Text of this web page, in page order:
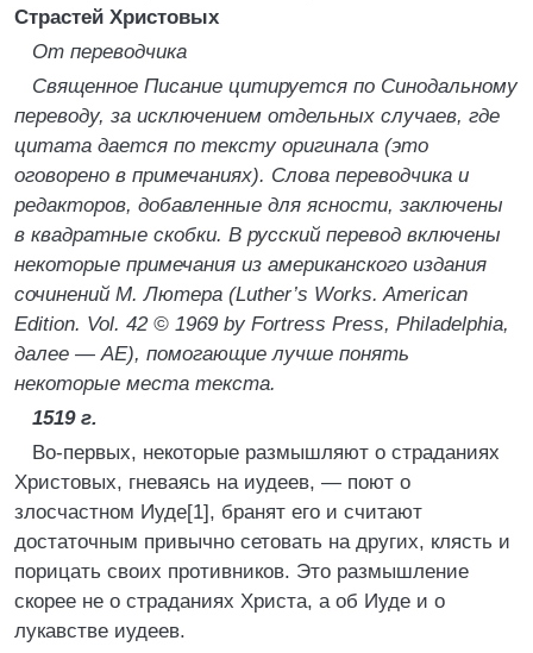
Страстей Христовых
От переводчика
Священное Писание цитируется по Синодальному
переводу, за исключением отдельных случаев, где
цитата дается по тексту оригинала (это
оговорено в примечаниях). Слова переводчика и
редакторов, добавленные для ясности, заключены
в квадратные скобки. В русский перевод включены
некоторые примечания из американского издания
сочинений М. Лютера (Luther’s Works. American
Edition. Vol. 42 © 1969 by Fortress Press, Philadelphia,
далее — AE), помогающие лучше понять
некоторые места текста.
1519 г.
Во-первых, некоторые размышляют о страданиях
Христовых, гневаясь на иудеев, — поют о
злосчастном Иуде[1], бранят его и считают
достаточным привычно сетовать на других, клясть и
порицать своих противников. Это размышление
скорее не о страданиях Христа, а об Иуде и о
лукавстве иудеев.